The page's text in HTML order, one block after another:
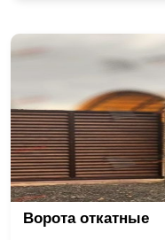
Ворота откатные